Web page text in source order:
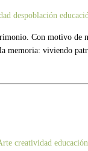
despoblación
Con motivo
memoria: viviendo
creatividad